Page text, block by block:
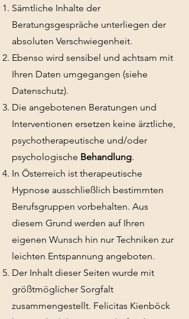
Sämtliche Inhalte der
Beratungsgespräche unterliegen der
absoluten Verschwiegenheit.
Ebenso wird sensibel und achtsam mit
Ihren Daten umgegangen (siehe
Datenschutz).
Die angebotenen Beratungen und
Interventionen ersetzen keine ärztliche,
psychotherapeutische und/oder
psychologische Behandlung.
In Österreich ist therapeutische
Hypnose ausschließlich bestimmten
Berufsgruppen vorbehalten. Aus
diesem Grund werden auf Ihren
eigenen Wunsch hin nur Techniken zur
leichten Entspannung angeboten.
Der Inhalt dieser Seiten wurde mit
größtmöglicher Sorgfalt
zusammengestellt. Felicitas Kienböck